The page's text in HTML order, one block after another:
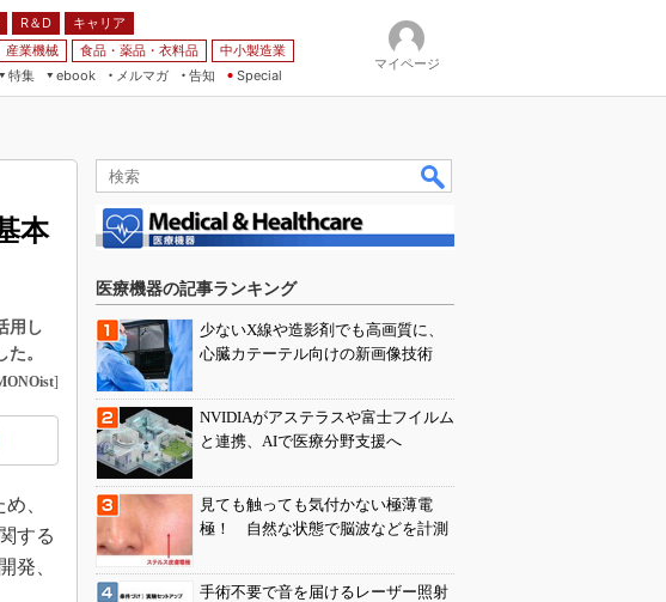
R＆D
キャリア
産業機械 食品・薬品・衣料品
中小製造業
特集
ebook
メルマガ
告知 Special
マイページ
本
用し
。
]
、
する
発、
医療機器の記事ランキング
少ないX線や造影剤でも高画質に、
心臓カテーテル向けの新画像技術
NVIDIAがアステラスや富士フイルム
と連携、AIで医療分野支援へ
見ても触っても気付かない極薄電
極！ 自然な状態で脳波などを計測
手術不要で音を届けるレーザー照射